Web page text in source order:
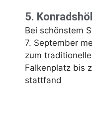
5.
Bei schönstem
7. September
zum
Falkenplatz bis
stattfand